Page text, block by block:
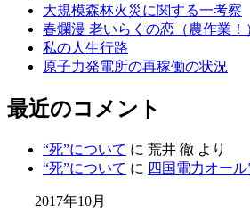
大規模森林火災に関する一考察
春爛漫 老いらくの恋（農作業！
私の人生行路
原子力発電所の再稼働の状況
最近のコメント
“死”について に 荒井 徹 より
“死”について に 四国電力オー
2017年10月